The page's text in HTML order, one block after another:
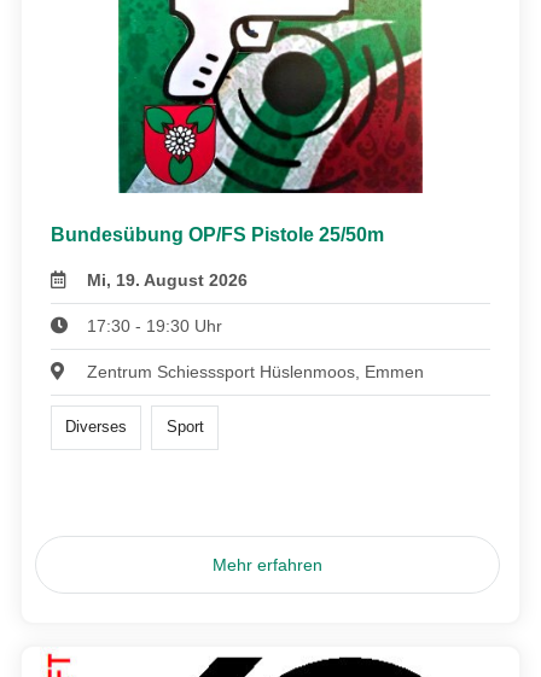
Bundesübung OP/FS Pistole 25/50m
Mi, 19. August 2026
17:30 - 19:30 Uhr
Zentrum Schiesssport Hüslenmoos, Emmen
Diverses Sport
Mehr erfahren